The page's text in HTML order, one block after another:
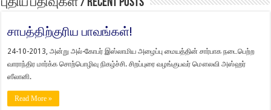
சாபத்திற்குரிய பாவங்கள்!
24-10-2013, அன்று அல்-கோபர் இஸ்லாமிய அழைப்பு மையத்தின் சார்பாக நடைபெற்ற
வாராந்திர மார்க்க சொற்பொழிவு நிகழ்ச்சி. சிறப்புரை வழங்குபவர் மௌலவி அஸ்ஹர்
ஸீலானி.
Read More »